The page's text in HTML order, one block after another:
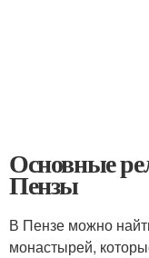
Основные
Пензы
В Пензе можно
монастырей,